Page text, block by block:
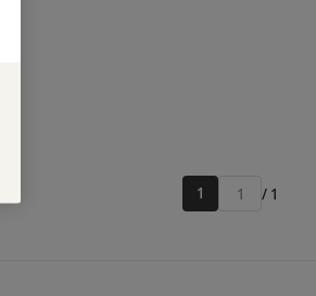
1
Přejít
/ 1